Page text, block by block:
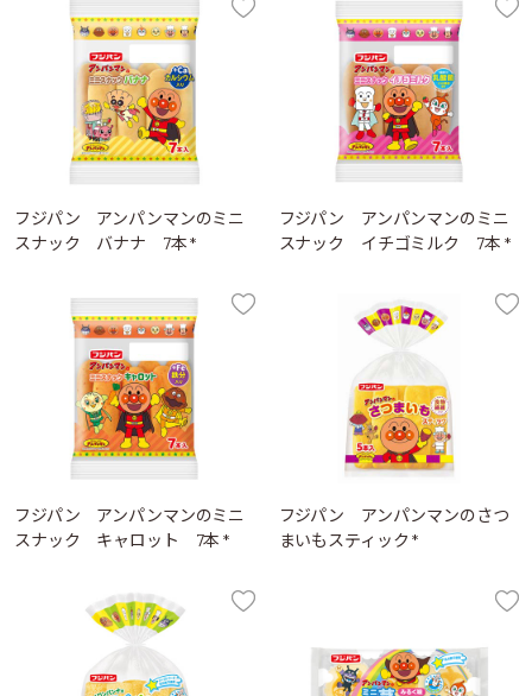
フジパン アンパンマンのミニ
スナック バナナ 7本 *
フジパン アンパンマンのミニ
スナック イチゴミルク 7本 *
フジパン アンパンマンのミニ
スナック キャロット 7本 *
フジパン アンパンマンのさつ
まいもスティック *